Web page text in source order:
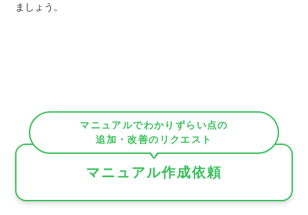
ましょう。
マニュアルでわかりずらい点の
追加・改善のリクエスト
マニュアル作成依頼